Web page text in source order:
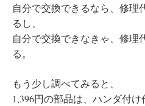
自分で交換できるなら、修理
るし、
自分で交換できなきゃ、修理
る。
もう少し調べてみると、
1,396円の部品は、ハンダ付